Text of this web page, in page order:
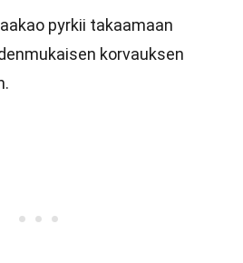
pyrkii takaamaan
korvauksen